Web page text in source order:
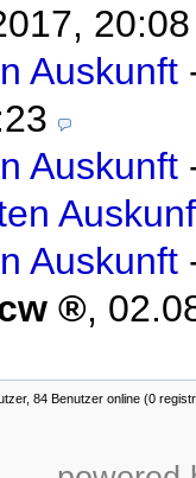
20:08
Auskunft
Auskunft
Auskunft
,
84 Benutzer online (0